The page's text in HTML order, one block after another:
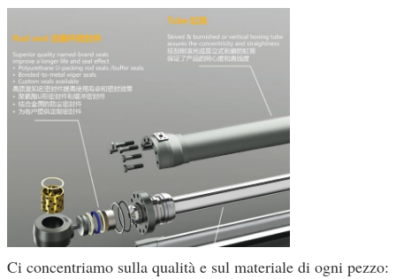
Ci concentriamo sulla qualità e sul materiale di ogni pezzo: